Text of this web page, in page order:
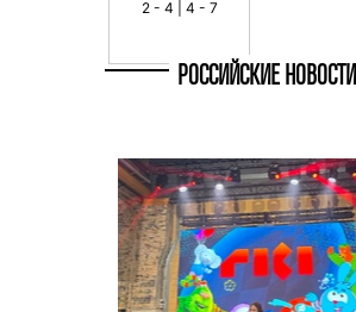
2 - 4 | 4 - 7
РОССИЙСКИЕ НОВОСТИ